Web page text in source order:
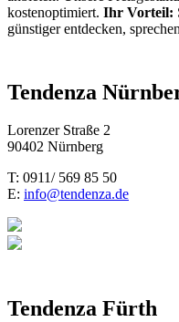
kostenoptimiert. Ihr Vorteil:
günstiger entdecken,
Tendenza
Lorenzer Straße 2
90402 Nürnberg
T: 0911/ 569 85 50
E: info@tendenza.de
Tendenza Fürth